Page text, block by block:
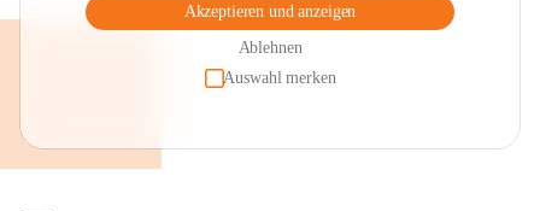
Akzeptieren und anzeigen
Ablehnen
Auswahl merken